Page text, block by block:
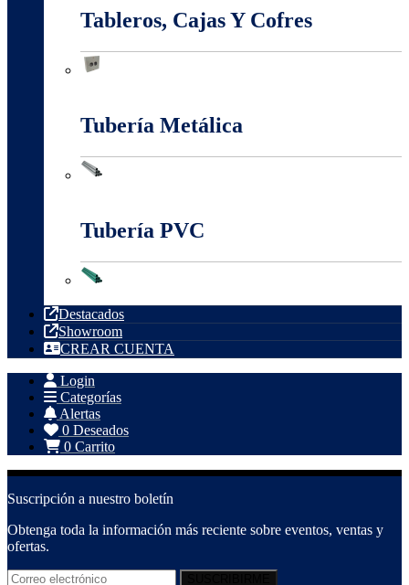
Tableros, Cajas Y Cofres
Tubería Metálica
Tubería PVC
Destacados
Showroom
CREAR CUENTA
Login
Categorías
Alertas
0 Deseados
0 Carrito
Suscripción a nuestro boletín
Obtenga toda la información más reciente sobre eventos, ventas y
ofertas.